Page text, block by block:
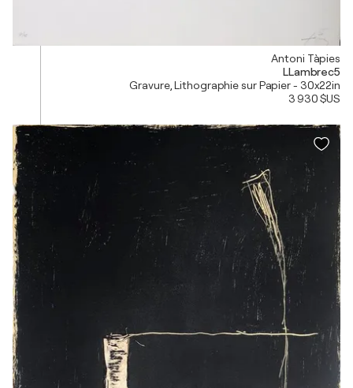
Antoni Tàpies
LLambrec5
Gravure, Lithographie sur Papier - 30x22in
3 930 $US